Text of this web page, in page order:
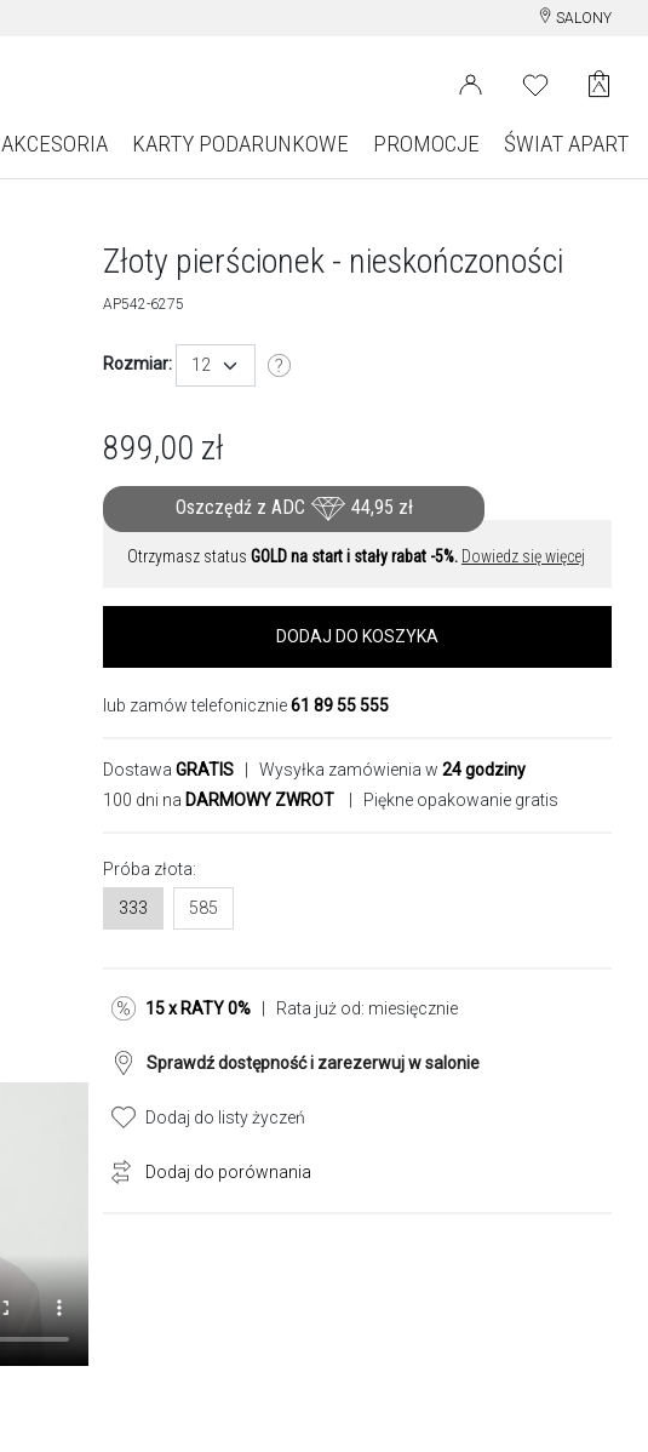
SALONY
AKCESORIA KARTY PODARUNKOWE PROMOCJE ŚWIAT APART
Złoty pierścionek - nieskończoności
AP542-6275
Rozmiar: 12
899,00 zł
Oszczędź z ADC 44,95 zł
Otrzymasz status GOLD na start i stały rabat -5%. Dowiedz się więcej
DODAJ DO KOSZYKA
lub zamów telefonicznie61 89 55 555
Dostawa GRATIS | Wysyłka zamówienia w 24 godziny
100 dni na DARMOWY ZWROT | Piękne opakowanie gratis
Próba złota:
333
585
15 x RATY 0% | Rata już od: miesięcznie
Sprawdź dostępność i zarezerwuj w salonie
Dodaj do listy życzeń
Dodaj do porównania